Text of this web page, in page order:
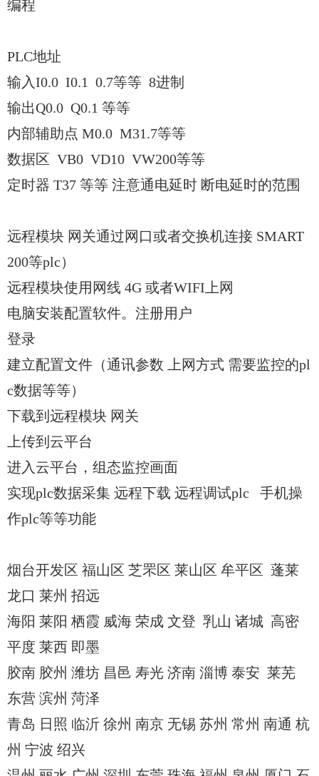
编程
PLC地址
输入I0.0 I0.1 0.7等等 8进制
输出Q0.0 Q0.1 等等
内部辅助点 M0.0 M31.7等等
数据区 VB0 VD10 VW200等等
定时器 T37 等等 注意通电延时 断电延时的范围
远程模块 网关通过网口或者交换机连接 SMART
200等plc）
远程模块使用网线 4G 或者WIFI上网
电脑安装配置软件。注册用户
登录
建立配置文件（通讯参数 上网方式 需要监控的pl
c数据等等）
下载到远程模块 网关
上传到云平台
进入云平台，组态监控画面
实现plc数据采集 远程下载 远程调试plc 手机操
作plc等等功能
烟台开发区 福山区 芝罘区 莱山区 牟平区 蓬莱
龙口 莱州 招远
海阳 莱阳 栖霞 威海 荣成 文登 乳山 诸城 高密
平度 莱西 即墨
胶南 胶州 潍坊 昌邑 寿光 济南 淄博 泰安 莱芜
东营 滨州 菏泽
青岛 日照 临沂 徐州 南京 无锡 苏州 常州 南通 杭
州 宁波 绍兴